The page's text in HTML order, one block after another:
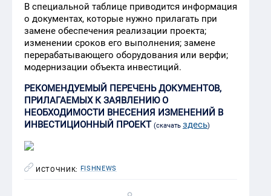
В специальной таблице приводится информация
о документах, которые нужно прилагать при
замене обеспечения реализации проекта;
изменении сроков его выполнения; замене
перерабатывающего оборудования или верфи;
модернизации объекта инвестиций.
РЕКОМЕНДУЕМЫЙ ПЕРЕЧЕНЬ ДОКУМЕНТОВ,
ПРИЛАГАЕМЫХ К ЗАЯВЛЕНИЮ О
НЕОБХОДИМОСТИ ВНЕСЕНИЯ ИЗМЕНЕНИЙ В
ИНВЕСТИЦИОННЫЙ ПРОЕКТ​ (скачать здесь)
ИСТОЧНИК: FISHNEWS